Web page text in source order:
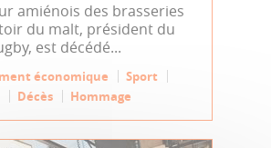
amiénois des brasseries
du malt, président du
est décédé...
économique
Sport
Décès Hommage